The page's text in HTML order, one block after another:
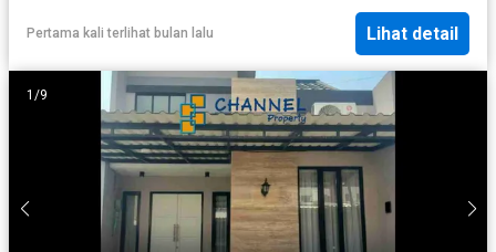
Pertama kali terlihat bulan lalu Lihat detail
1 /9